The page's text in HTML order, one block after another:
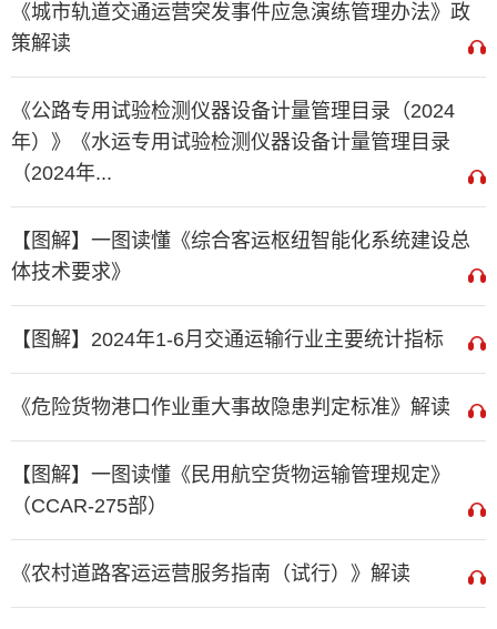
《城市轨道交通运营突发事件应急演练管理办法》政
策解读
《公路专用试验检测仪器设备计量管理目录（2024
年）》《水运专用试验检测仪器设备计量管理目录
（2024年...
【图解】一图读懂《综合客运枢纽智能化系统建设总
体技术要求》
【图解】2024年1-6月交通运输行业主要统计指标
《危险货物港口作业重大事故隐患判定标准》解读
【图解】一图读懂《民用航空货物运输管理规定》
（CCAR-275部）
《农村道路客运运营服务指南（试行）》解读